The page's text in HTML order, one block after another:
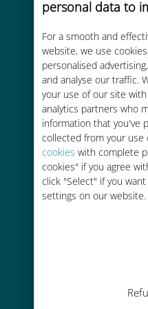
personal data to
For a smooth and
website, we use
personalised
and analyse our traffic.
your use of our site
analytics partners who
information that you've
collected from your use
cookies with complete
cookies" if you agree
click "Select" if you
settings on our website.
Até 90%
tarifas de
Fácil
Em qualquer